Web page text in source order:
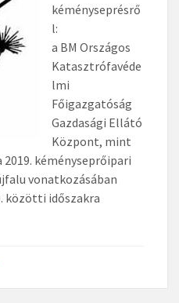
kéményseprésrő
l:
a BM Országos
Katasztrófavéde
lmi
Főigazgatóság
Gazdasági Ellátó
Központ, mint
kéményseprőipari
vonatkozásában
közötti időszakra